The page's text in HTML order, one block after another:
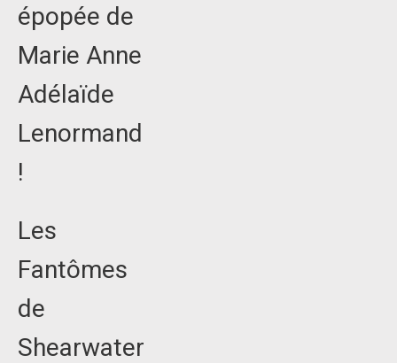
épopée de
Marie Anne
Adélaïde
Lenormand
!
Les
Fantômes
de
Shearwater